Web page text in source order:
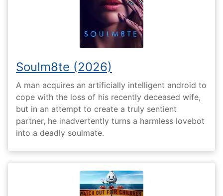
Soulm8te (2026)
A man acquires an artificially intelligent android to
cope with the loss of his recently deceased wife,
but in an attempt to create a truly sentient
partner, he inadvertently turns a harmless lovebot
into a deadly soulmate.